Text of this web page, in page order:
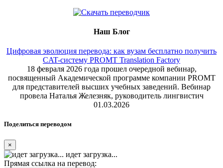
Наш Блог
Цифровая эволюция перевода: как вузам бесплатно получить
CAT-систему PROMT Translation Factory
18 февраля 2026 года прошел очередной вебинар,
посвященный Академической программе компании PROMT
для представителей высших учебных заведений. Вебинар
провела Наталья Железняк, руководитель лингвистич
01.03.2026
Поделиться переводом
×
идет загрузка...
Прямая ссылка на перевод: